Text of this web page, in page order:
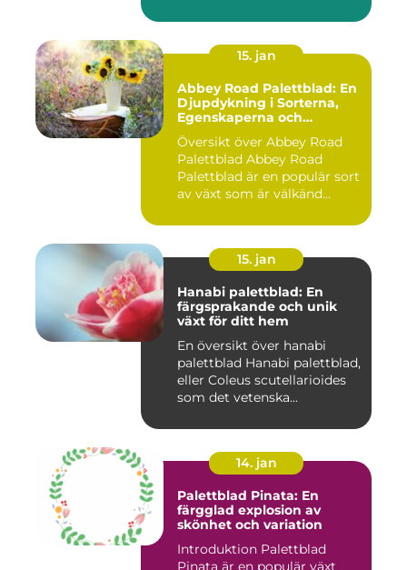
15. jan
Abbey Road Palettblad: En
Djupdykning i Sorterna,
Egenskaperna och
Historien
Översikt över Abbey Road
Palettblad Abbey Road
Palettblad är en populär sort
av växt som är välkänd...
15. jan
Hanabi palettblad: En
färgsprakande och unik
växt för ditt hem
En översikt över hanabi
palettblad Hanabi palettblad,
eller Coleus scutellarioides
som det vetenska...
14. jan
Palettblad Pinata: En
färgglad explosion av
skönhet och variation
Introduktion Palettblad
Pinata är en populär växt